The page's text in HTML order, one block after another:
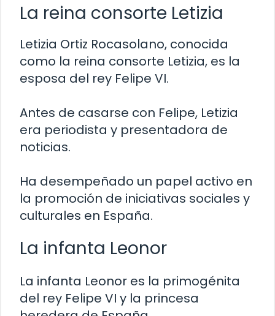
La reina consorte Letizia
Letizia Ortiz Rocasolano, conocida
como la reina consorte Letizia, es la
esposa del rey Felipe VI.
Antes de casarse con Felipe, Letizia
era periodista y presentadora de
noticias.
Ha desempeñado un papel activo en
la promoción de iniciativas sociales y
culturales en España.
La infanta Leonor
La infanta Leonor es la primogénita
del rey Felipe VI y la princesa